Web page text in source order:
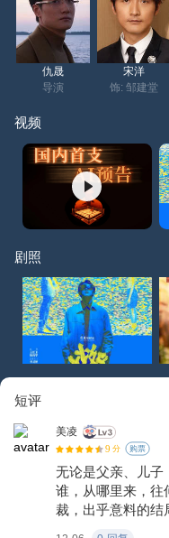
仇晟
导演
宋洋
饰: 邹建堂
视频
剧照
短评
美凌
9 分 购票
无论是父亲、儿子
谁，从哪里来，往
裁，出乎意料的结